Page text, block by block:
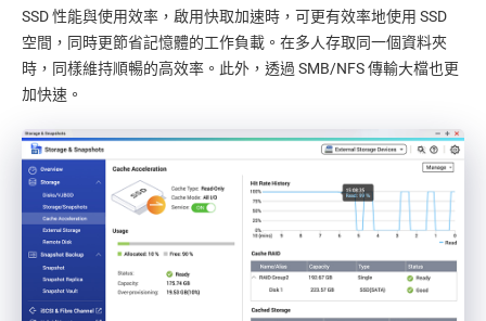
SSD 性能與使用效率，啟用快取加速時，可更有效率地使用 SSD
空間，同時更節省記憶體的工作負載。在多人存取同一個資料夾
時，同樣維持順暢的高效率。此外，透過 SMB/NFS 傳輸大檔也更
加快速。